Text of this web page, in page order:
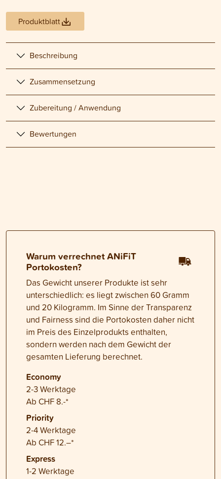
Produktblatt
Beschreibung
Zusammensetzung
Zubereitung / Anwendung
Bewertungen
Warum verrechnet ANiFiT
Portokosten?
Das Gewicht unserer Produkte ist sehr
unterschiedlich: es liegt zwischen 60 Gramm
und 20 Kilogramm. Im Sinne der Transparenz
und Fairness sind die Portokosten daher nicht
im Preis des Einzelprodukts enthalten,
sondern werden nach dem Gewicht der
gesamten Lieferung berechnet.
Economy
2-3 Werktage
Ab CHF 8.-*
Priority
2-4 Werktage
Ab CHF 12.–*
Express
1-2 Werktage